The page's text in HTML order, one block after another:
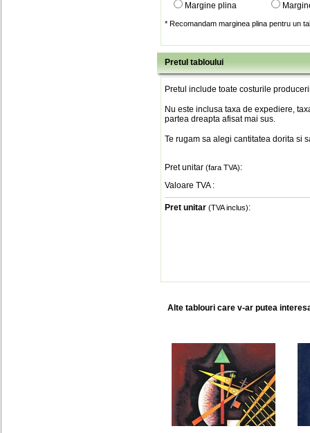
Margine plina
* Recomandam marginea plina pentru un
Pretul tabloului
Pretul include toate costurile
Nu este inclusa taxa de expediere,
partea dreapta afisat mai sus.
Te rugam sa alegi cantitatea dorita si
Pret unitar (fara TVA):
Valoare TVA :
Pret unitar (TVA inclus):
Alte tablouri care v-ar putea